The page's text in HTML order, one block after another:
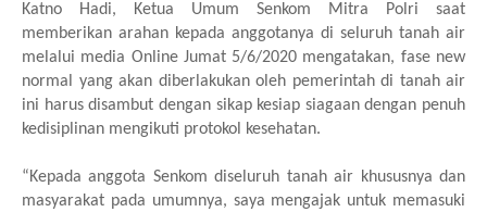
Katno Hadi, Ketua Umum Senkom Mitra Polri saat
memberikan arahan kepada anggotanya di seluruh tanah air
melalui media Online Jumat 5/6/2020 mengatakan, fase new
normal yang akan diberlakukan oleh pemerintah di tanah air
ini harus disambut dengan sikap kesiap siagaan dengan penuh
kedisiplinan mengikuti protokol kesehatan.
“Kepada anggota Senkom diseluruh tanah air khususnya dan
masyarakat pada umumnya, saya mengajak untuk memasuki